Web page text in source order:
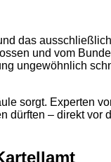
das
und vom
ungewöhnlich
sorgt. Experten
dürften – direkt